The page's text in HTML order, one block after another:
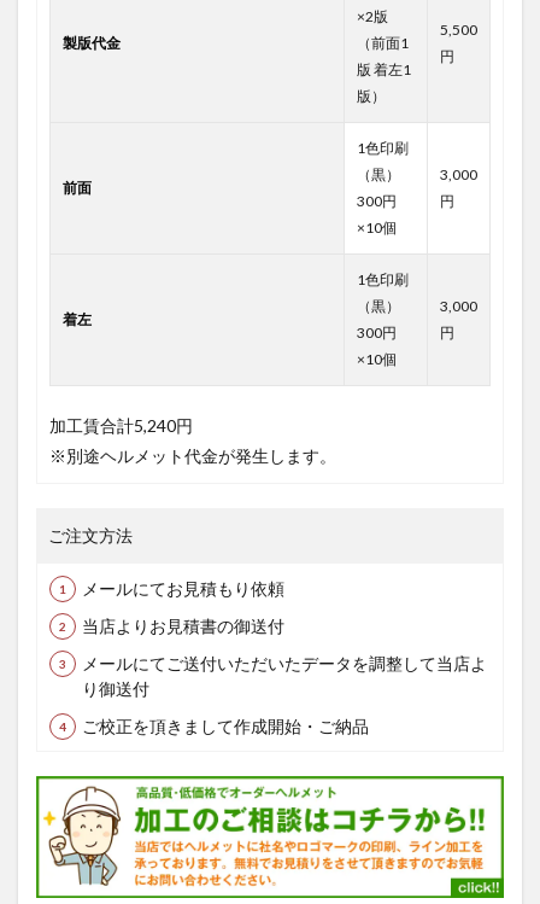
製版代金
×2版
（前面1
版 着左1
版）
5,500
円
前面
1色印刷
（黒）
300円
×10個
3,000
円
着左
1色印刷
（黒）
300円
×10個
3,000
円
加工賃合計5,240円
※別途ヘルメット代金が発生します。
ご注文方法
メールにてお見積もり依頼
当店よりお見積書の御送付
メールにてご送付いただいたデータを調整して当店よ
り御送付
ご校正を頂きまして作成開始・ご納品